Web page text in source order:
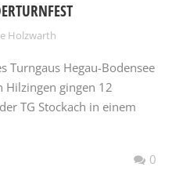
Holzwarth
Turngaus Hegau-Bodensee
Hilzingen gingen 12
TG Stockach in einem
0